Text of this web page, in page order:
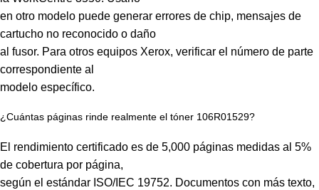
en otro modelo puede generar errores de chip, mensajes de
cartucho no reconocido o daño
al fusor. Para otros equipos Xerox, verificar el número de parte
correspondiente al
modelo específico.
¿Cuántas páginas rinde realmente el tóner 106R01529?
El rendimiento certificado es de 5,000 páginas medidas al 5%
de cobertura por página,
según el estándar ISO/IEC 19752. Documentos con más texto,